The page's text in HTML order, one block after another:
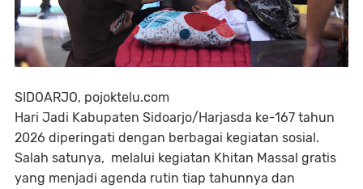
SIDOARJO, pojoktelu.com
Hari Jadi Kabupaten Sidoarjo/Harjasda ke-167 tahun
2026 diperingati dengan berbagai kegiatan sosial.
Salah satunya, melalui kegiatan Khitan Massal gratis
yang menjadi agenda rutin tiap tahunnya dan